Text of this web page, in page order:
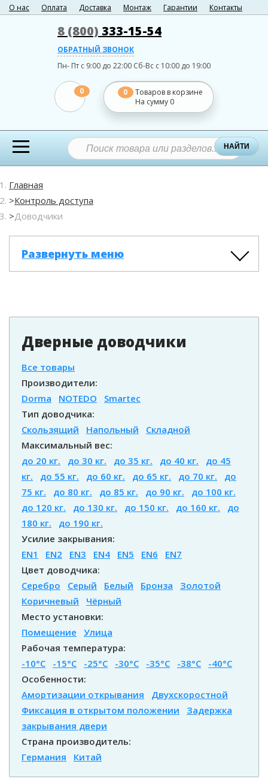
О нас Оплата Доставка Монтаж Гарантии Контакты
8 (800) 333-15-54
ОБРАТНЫЙ ЗВОНОК
Пн- Пт с 9:00 до 22:00 Сб-Вс с 10:00 до 19:00
0 0
Товаров в корзине
На сумму 0
НАЙТИ
Главная
Контроль доступа
Доводчики
Развернуть меню
Дверные доводчики
Все товары
Производители:
Dorma
NOTEDO
Smartec
Тип доводчика:
Скользящий
Напольный
Складной
Максимальный вес:
до 20 кг.
до 30 кг. до 35 кг. до 40 кг.
до 45
кг.
до 55 кг. до 60 кг. до 65 кг. до 70 кг.
до
75 кг.
до 80 кг. до 85 кг. до 90 кг.
до 100 кг.
до 120 кг.
до 130 кг. до 150 кг. до 160 кг.
до
180 кг.
до 190 кг.
Усилие закрывания:
EN1
EN2 EN3 EN4 EN5 EN6
EN7
Цвет доводчика:
Серебро
Серый Белый Бронза
Золотой
Коричневый
Чёрный
Место установки:
Помещение
Улица
Рабочая температура:
-10°С
-15°С -25°С -30°С -35°С -38°С
-40°С
Особенности:
Амортизации открывания
Двухскоростной
Фиксация в открытом положении
Задержка
закрывания двери
Страна производитель:
Германия
Китай